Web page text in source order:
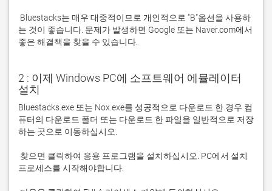
는 것이 좋습니다. 문제가 발생하면 Google 또는 Naver.com에서
좋은 해결책을 찾을 수 있습니다.
2 : 이제 Windows PC에 소프트웨어 에뮬레이터
설치
Bluestacks.exe 또는 Nox.exe를 성공적으로 다운로드 한 경우 컴
퓨터의 다운로드 폴더 또는 다운로드 한 파일을 일반적으로 저장